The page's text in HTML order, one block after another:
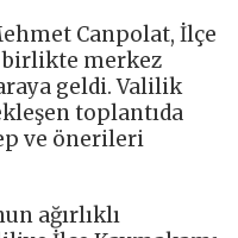
Canpolat, İlçe
birlikte merkez
geldi. Valilik
toplantıda
ve önerileri
ağırlıklı